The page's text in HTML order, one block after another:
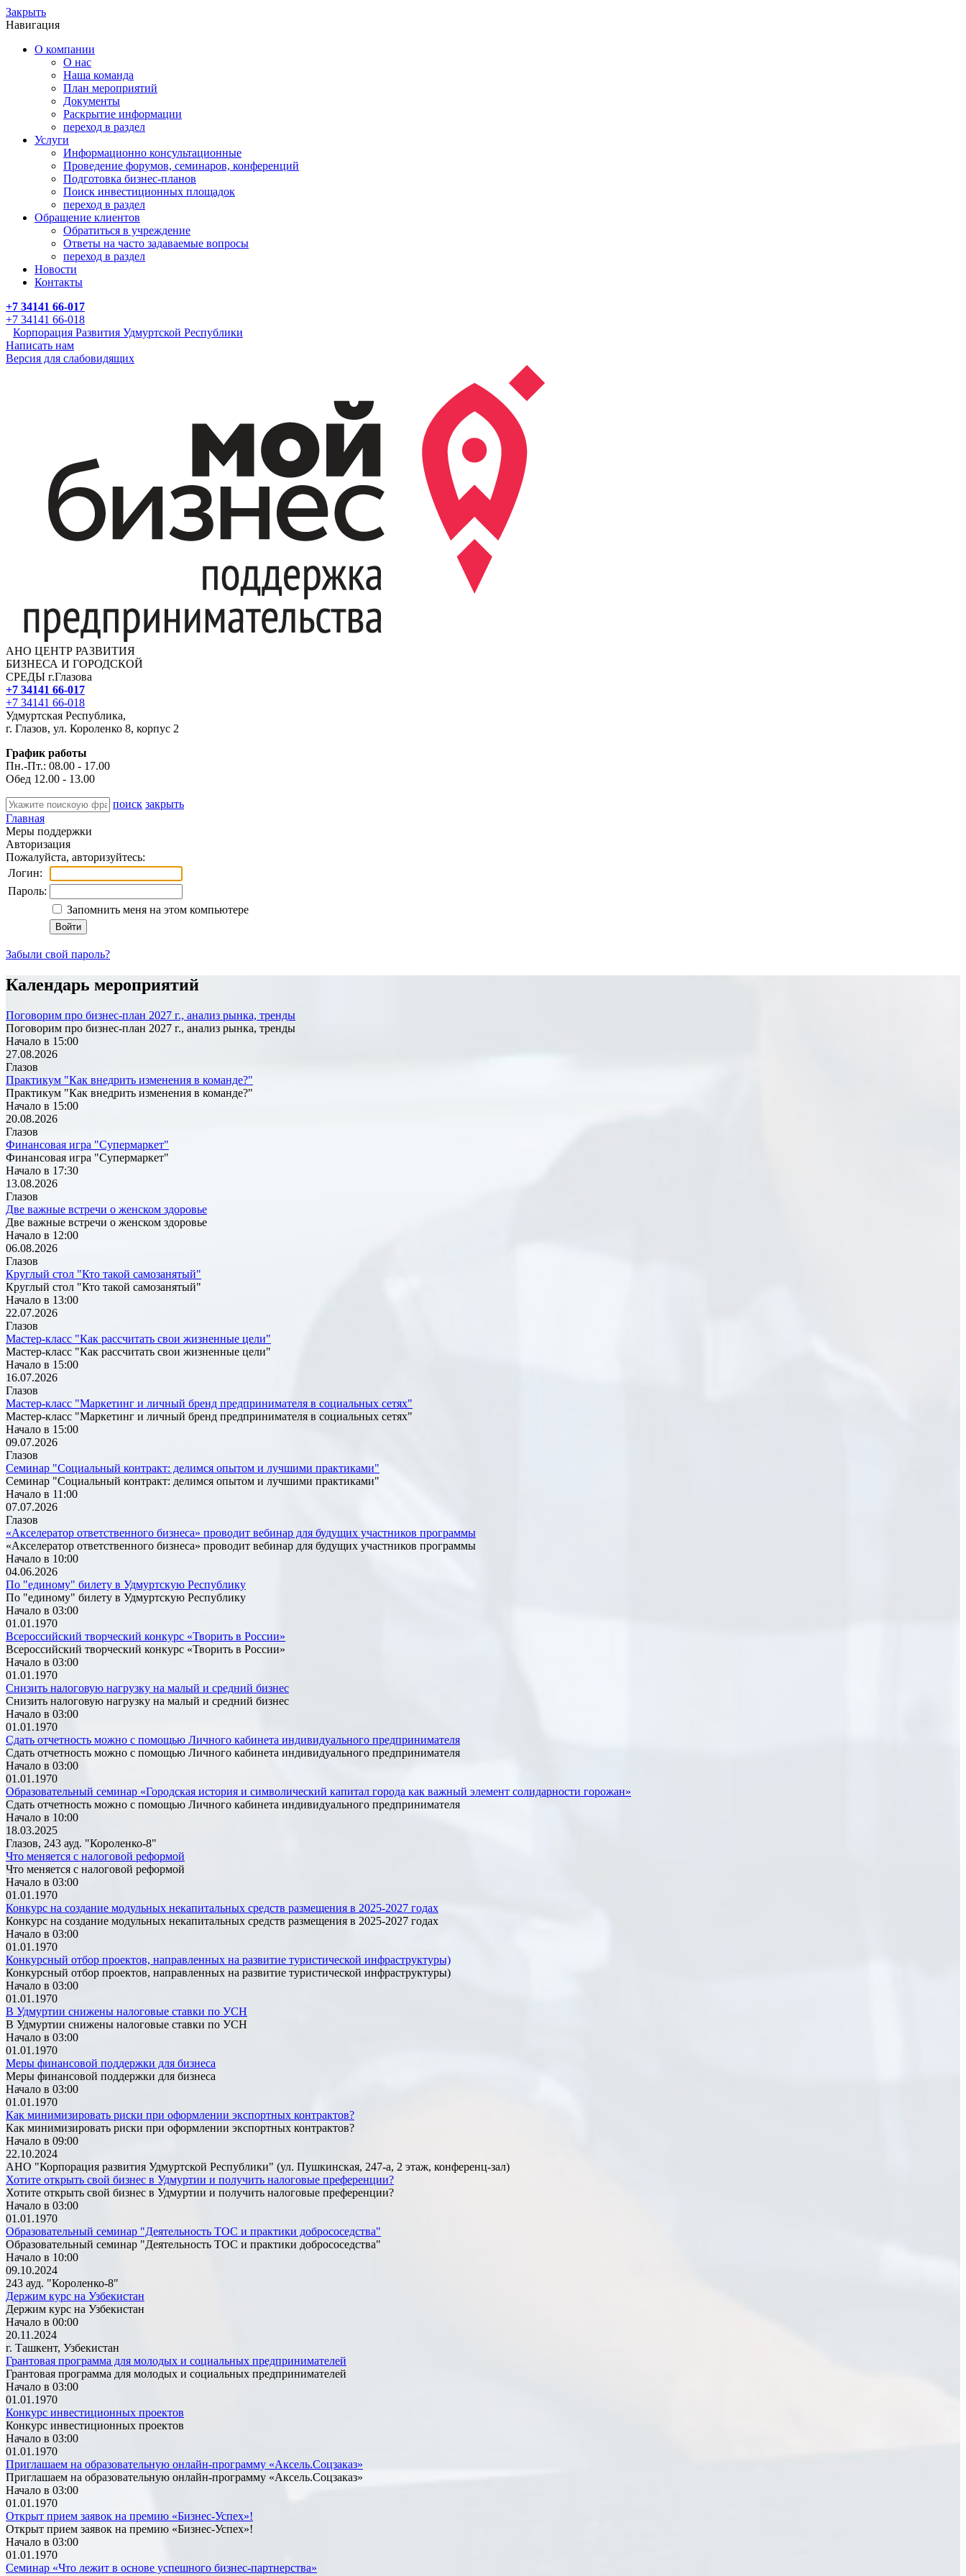
Закрыть
Навигация
О компании
О нас
Наша команда
План мероприятий
Документы
Раскрытие информации
переход в раздел
Услуги
Информационно консультационные
Проведение форумов, семинаров, конференций
Подготовка бизнес-планов
Поиск инвестиционных площадок
переход в раздел
Обращение клиентов
Обратиться в учреждение
Ответы на часто задаваемые вопросы
переход в раздел
Новости
Контакты
+7 34141 66-017
+7 34141 66-018
Корпорация Развития Удмуртской Республики
Написать нам
Версия для слабовидящих
АНО ЦЕНТР РАЗВИТИЯ
БИЗНЕСА И ГОРОДСКОЙ
СРЕДЫ г.Глазова
+7 34141 66-017
+7 34141 66-018
Удмуртская Республика,
г. Глазов, ул. Короленко 8, корпус 2
График работы
Пн.-Пт.: 08.00 - 17.00
Обед 12.00 - 13.00
поиск закрыть
Главная
Меры поддержки
Авторизация
Пожалуйста, авторизуйтесь:
Логин:
Пароль:
Запомнить меня на этом компьютере
Забыли свой пароль?
Календарь мероприятий
Поговорим про бизнес-план 2027 г., анализ рынка, тренды
Поговорим про бизнес-план 2027 г., анализ рынка, тренды
Начало в 15:00
27.08.2026
Глазов
Практикум "Как внедрить изменения в команде?"
Практикум "Как внедрить изменения в команде?"
Начало в 15:00
20.08.2026
Глазов
Финансовая игра "Супермаркет"
Финансовая игра "Супермаркет"
Начало в 17:30
13.08.2026
Глазов
Две важные встречи о женском здоровье
Две важные встречи о женском здоровье
Начало в 12:00
06.08.2026
Глазов
Круглый стол "Кто такой самозанятый"
Круглый стол "Кто такой самозанятый"
Начало в 13:00
22.07.2026
Глазов
Мастер-класс "Как рассчитать свои жизненные цели"
Мастер-класс "Как рассчитать свои жизненные цели"
Начало в 15:00
16.07.2026
Глазов
Мастер-класс "Маркетинг и личный бренд предпринимателя в социальных сетях"
Мастер-класс "Маркетинг и личный бренд предпринимателя в социальных сетях"
Начало в 15:00
09.07.2026
Глазов
Семинар "Социальный контракт: делимся опытом и лучшими практиками"
Семинар "Социальный контракт: делимся опытом и лучшими практиками"
Начало в 11:00
07.07.2026
Глазов
«Акселератор ответственного бизнеса» проводит вебинар для будущих участников программы
«Акселератор ответственного бизнеса» проводит вебинар для будущих участников программы
Начало в 10:00
04.06.2026
По "единому" билету в Удмуртскую Республику
По "единому" билету в Удмуртскую Республику
Начало в 03:00
01.01.1970
Всероссийский творческий конкурс «Творить в России»
Всероссийский творческий конкурс «Творить в России»
Начало в 03:00
01.01.1970
Снизить налоговую нагрузку на малый и средний бизнес
Снизить налоговую нагрузку на малый и средний бизнес
Начало в 03:00
01.01.1970
Сдать отчетность можно с помощью Личного кабинета индивидуального предпринимателя
Сдать отчетность можно с помощью Личного кабинета индивидуального предпринимателя
Начало в 03:00
01.01.1970
Образовательный семинар «Городская история и символический капитал города как важный элемент солидарности горожан»
Сдать отчетность можно с помощью Личного кабинета индивидуального предпринимателя
Начало в 10:00
18.03.2025
Глазов, 243 ауд. "Короленко-8"
Что меняется с налоговой реформой
Что меняется с налоговой реформой
Начало в 03:00
01.01.1970
Конкурс на создание модульных некапитальных средств размещения в 2025-2027 годах
Конкурс на создание модульных некапитальных средств размещения в 2025-2027 годах
Начало в 03:00
01.01.1970
Конкурсный отбор проектов, направленных на развитие туристической инфраструктуры)
Конкурсный отбор проектов, направленных на развитие туристической инфраструктуры)
Начало в 03:00
01.01.1970
В Удмуртии снижены налоговые ставки по УСН
В Удмуртии снижены налоговые ставки по УСН
Начало в 03:00
01.01.1970
Меры финансовой поддержки для бизнеса
Меры финансовой поддержки для бизнеса
Начало в 03:00
01.01.1970
Как минимизировать риски при оформлении экспортных контрактов?
Как минимизировать риски при оформлении экспортных контрактов?
Начало в 09:00
22.10.2024
АНО "Корпорация развития Удмуртской Республики" (ул. Пушкинская, 247-а, 2 этаж, конференц-зал)
Хотите открыть свой бизнес в Удмуртии и получить налоговые преференции?
Хотите открыть свой бизнес в Удмуртии и получить налоговые преференции?
Начало в 03:00
01.01.1970
Образовательный семинар "Деятельность ТОС и практики добрососедства"
Образовательный семинар "Деятельность ТОС и практики добрососедства"
Начало в 10:00
09.10.2024
243 ауд. "Короленко-8"
Держим курс на Узбекистан
Держим курс на Узбекистан
Начало в 00:00
20.11.2024
г. Ташкент, Узбекистан
Грантовая программа для молодых и социальных предпринимателей
Грантовая программа для молодых и социальных предпринимателей
Начало в 03:00
01.01.1970
Конкурс инвестиционных проектов
Конкурс инвестиционных проектов
Начало в 03:00
01.01.1970
Приглашаем на образовательную онлайн-программу «Аксель.Соцзаказ»
Приглашаем на образовательную онлайн-программу «Аксель.Соцзаказ»
Начало в 03:00
01.01.1970
Открыт прием заявок на премию «Бизнес-Успех»!
Открыт прием заявок на премию «Бизнес-Успех»!
Начало в 03:00
01.01.1970
Семинар «Что лежит в основе успешного бизнес-партнерства»